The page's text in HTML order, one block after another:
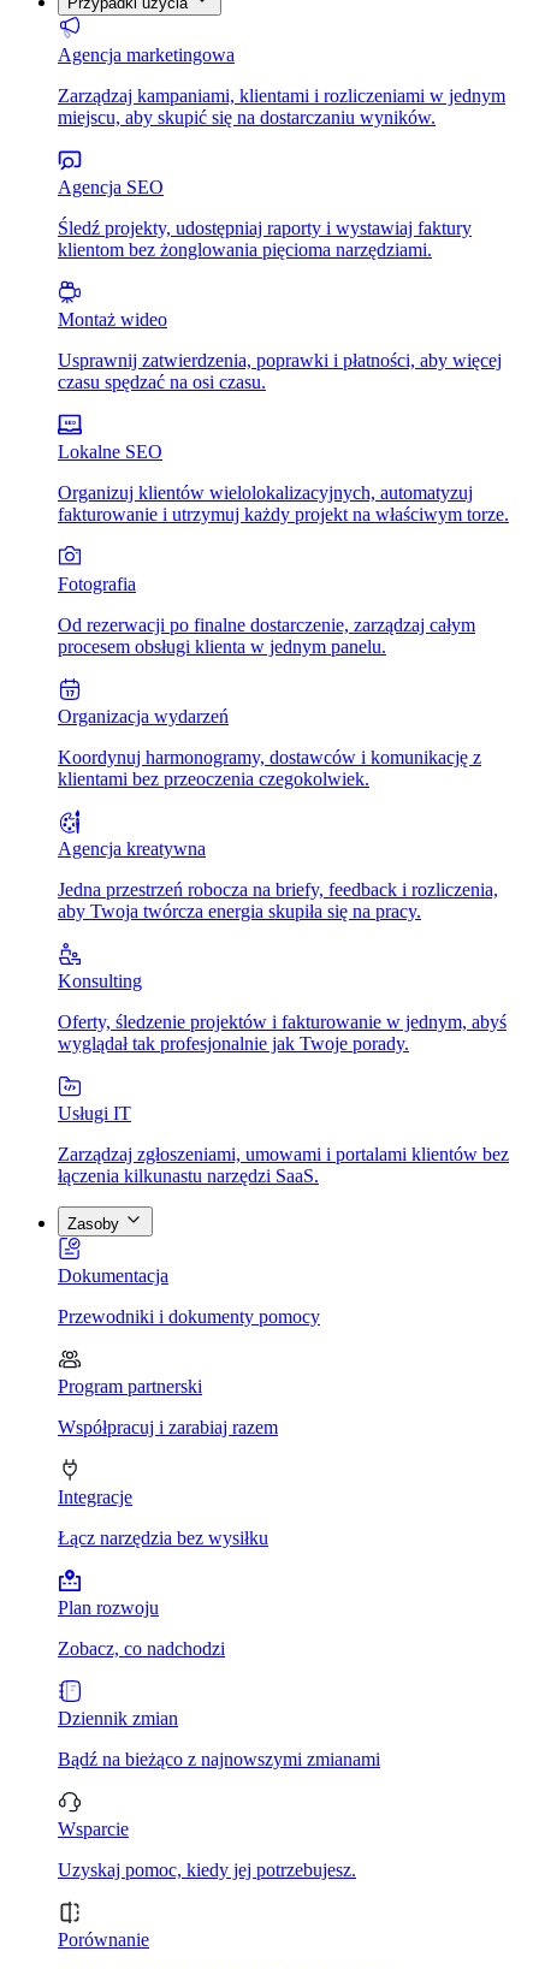
Agencja marketingowa
Zarządzaj kampaniami, klientami i rozliczeniami w jednym
miejscu, aby skupić się na dostarczaniu wyników.
Agencja SEO
Śledź projekty, udostępniaj raporty i wystawiaj faktury
klientom bez żonglowania pięcioma narzędziami.
Montaż wideo
Usprawnij zatwierdzenia, poprawki i płatności, aby więcej
czasu spędzać na osi czasu.
Lokalne SEO
Organizuj klientów wielolokalizacyjnych, automatyzuj
fakturowanie i utrzymuj każdy projekt na właściwym torze.
Fotografia
Od rezerwacji po finalne dostarczenie, zarządzaj całym
procesem obsługi klienta w jednym panelu.
Organizacja wydarzeń
Koordynuj harmonogramy, dostawców i komunikację z
klientami bez przeoczenia czegokolwiek.
Agencja kreatywna
Jedna przestrzeń robocza na briefy, feedback i rozliczenia,
aby Twoja twórcza energia skupiła się na pracy.
Konsulting
Oferty, śledzenie projektów i fakturowanie w jednym, abyś
wyglądał tak profesjonalnie jak Twoje porady.
Usługi IT
Zarządzaj zgłoszeniami, umowami i portalami klientów bez
łączenia kilkunastu narzędzi SaaS.
Zasoby
Dokumentacja
Przewodniki i dokumenty pomocy
Program partnerski
Współpracuj i zarabiaj razem
Integracje
Łącz narzędzia bez wysiłku
Plan rozwoju
Zobacz, co nadchodzi
Dziennik zmian
Bądź na bieżąco z najnowszymi zmianami
Wsparcie
Uzyskaj pomoc, kiedy jej potrzebujesz.
Porównanie